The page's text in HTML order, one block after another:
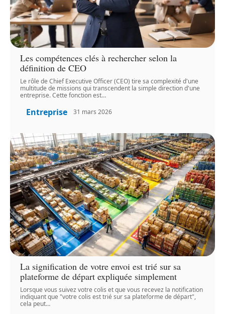
Les compétences clés à rechercher selon la
définition de CEO
Le rôle de Chief Executive Officer (CEO) tire sa complexité d'une
multitude de missions qui transcendent la simple direction d'une
entreprise. Cette fonction est…
Entreprise 31 mars 2026
La signification de votre envoi est trié sur sa
plateforme de départ expliquée simplement
Lorsque vous suivez votre colis et que vous recevez la notification
indiquant que "votre colis est trié sur sa plateforme de départ",
cela peut…